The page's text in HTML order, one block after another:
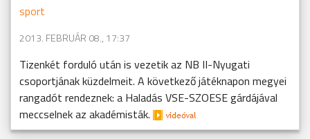
sport
2013. FEBRUÁR 08., 17:37
Tizenkét forduló után is vezetik az NB II-Nyugati
csoportjának küzdelmeit. A következő játéknapon megyei
rangadót rendeznek: a Haladás VSE-SZOESE gárdájával
meccselnek az akadémisták.